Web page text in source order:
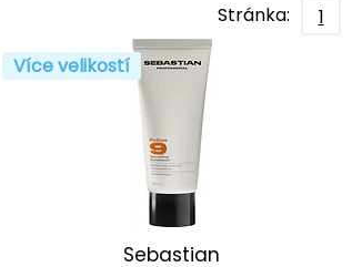
Stránka:
1
Více velikostí
Sebastian